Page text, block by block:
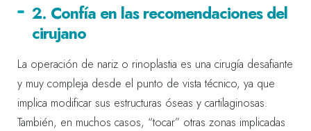
2. Confía en las recomendaciones del
cirujano
La operación de nariz o rinoplastia es una cirugía desafiante
y muy compleja desde el punto de vista técnico, ya que
implica modificar sus estructuras óseas y cartilaginosas.
También, en muchos casos, “tocar” otras zonas implicadas